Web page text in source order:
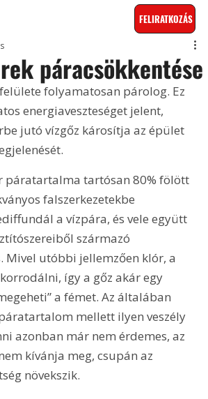
FELIRATKOZÁS
páracsökkentése
folyamatosan párolog. Ez
energiaveszteséget jelent,
jutó vízgőz károsítja az épület
páratartalma tartósan 80% fölött
falszerkezetekbe
a vízpára, és vele együtt
származó
Mivel utóbbi jellemzően klór, a
így a gőz akár egy
a fémet. Az általában
mellett ilyen veszély
azonban már nem érdemes, az
kívánja meg, csupán az
növekszik.